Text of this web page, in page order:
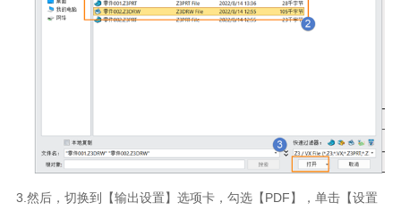
3.然后，切换到【输出设置】选项卡，勾选【PDF】，单击【设置